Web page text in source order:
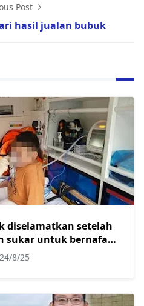
Post
hasil jualan bubuk
diselamatkan setelah
sukar untuk bernafas
Awam Malaysia
8/25